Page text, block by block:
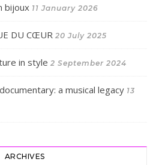
bijoux 11 January 2026
DU CŒUR 20 July 2025
in style 2 September 2024
a musical legacy 13
ARCHIVES